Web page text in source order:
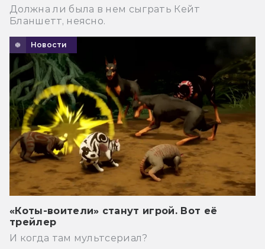
Должна ли была в нем сыграть Кейт
Бланшетт, неясно.
Новости
«Коты-воители» станут игрой. Вот её
трейлер
И когда там мультсериал?